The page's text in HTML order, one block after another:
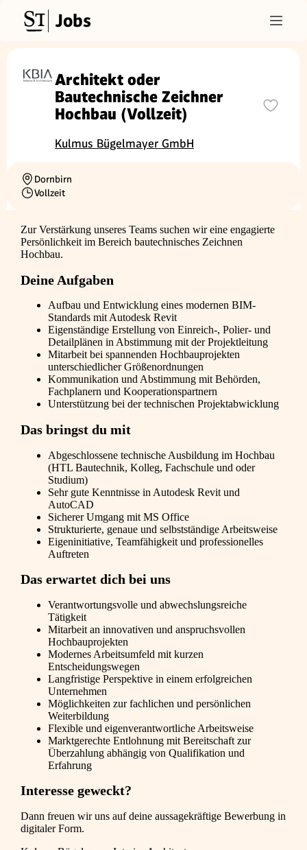
Jobs
Architekt oder
Bautechnische Zeichner
Hochbau (Vollzeit)
Kulmus Bügelmayer GmbH
Ortschaft
Dornbirn
Beschäftigungsart
Vollzeit
Zur Verstärkung unseres Teams suchen wir eine engagierte
Persönlichkeit im Bereich bautechnisches Zeichnen
Hochbau.
Deine Aufgaben
Aufbau und Entwicklung eines modernen BIM-
Standards mit Autodesk Revit
Eigenständige Erstellung von Einreich-, Polier- und
Detailplänen in Abstimmung mit der Projektleitung
Mitarbeit bei spannenden Hochbauprojekten
unterschiedlicher Größenordnungen
Kommunikation und Abstimmung mit Behörden,
Fachplanern und Kooperationspartnern
Unterstützung bei der technischen Projektabwicklung
Das bringst du mit
Abgeschlossene technische Ausbildung im Hochbau
(HTL Bautechnik, Kolleg, Fachschule und oder
Studium)
Sehr gute Kenntnisse in Autodesk Revit und
AutoCAD
Sicherer Umgang mit MS Office
Strukturierte, genaue und selbstständige Arbeitsweise
Eigeninitiative, Teamfähigkeit und professionelles
Auftreten
Das erwartet dich bei uns
Verantwortungsvolle und abwechslungsreiche
Tätigkeit
Mitarbeit an innovativen und anspruchsvollen
Hochbauprojekten
Modernes Arbeitsumfeld mit kurzen
Entscheidungswegen
Langfristige Perspektive in einem erfolgreichen
Unternehmen
Möglichkeiten zur fachlichen und persönlichen
Weiterbildung
Flexible und eigenverantwortliche Arbeitsweise
Marktgerechte Entlohnung mit Bereitschaft zur
Überzahlung abhängig von Qualifikation und
Erfahrung
Interesse geweckt?
Dann freuen wir uns auf deine aussagekräftige Bewerbung in
digitaler Form.